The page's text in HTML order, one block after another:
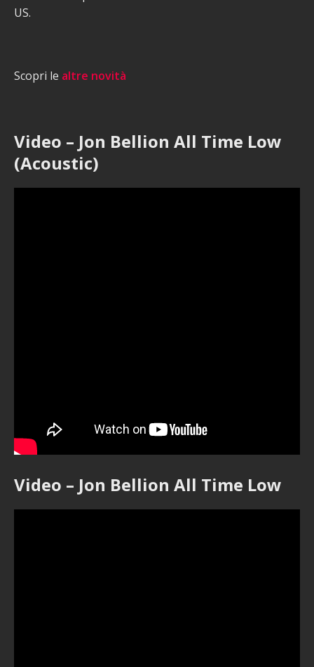
US.
Scopri le altre novità
Video – Jon Bellion All Time Low
(Acoustic)
Video – Jon Bellion All Time Low